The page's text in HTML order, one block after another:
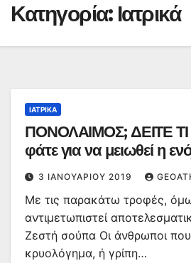
Κατηγορία: Ιατρικά
ΙΑΤΡΙΚΆ
ΠΟΝΟΛΑΙΜΟΣ; ΔΕΙΤΕ
φάτε για να μειωθεί η
3 ΙΑΝΟΥΑΡΊΟΥ 2019
Με τις παρακάτω τροφές,
αντιμετωπιστεί
Ζεστή σούπα Οι άνθρωποι
κρυολόγημα, ή γρίπη…